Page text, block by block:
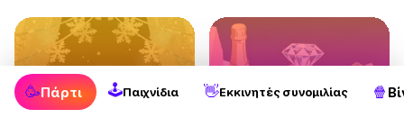
🥳Πάρτι 🕹Παιχνίδια 👋Εκκινητές συνομιλίας 🍿